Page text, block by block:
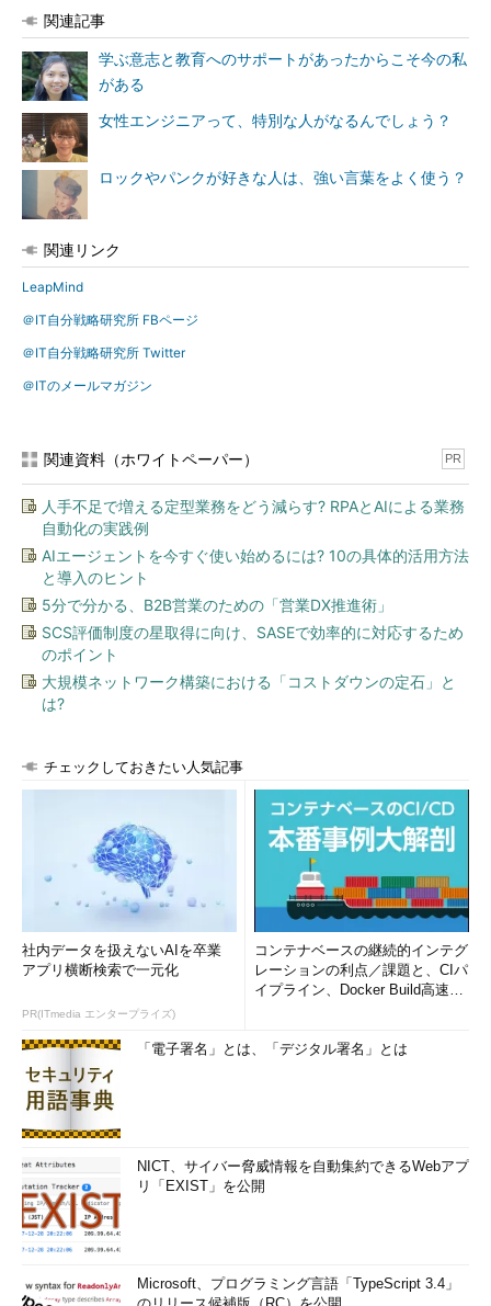
Go’s thinking aloud インタビューを終えて
結局人は学校で物事を学ぶのではなく、そこに至るまでの環境
で培われた力や素地（そじ）で自ら学ぶ力を身に付け、さらに学
びたいことを見つけ、それがまた新しい機会へと自らを導く。学
校はほんの少しだけそれを後押しするにすぎない。PCの新聞広
を目指す。賢い母の手で育てられたおかげだ。
ワードだが、2つの戦争（コロナ禍と、ロシアのウクライナ侵
攻）のはざまで生きざるを得ない私たちは、それでもこのキーワ
ードを忘れてはいけない。私たちはみな、それぞれの人生のエン
アイティメディア 事業開発局 グローバルビジネス戦略室、情報
経営イノベーション専門職大学（iU）教授、慶應義塾大学大学院
メディアデザイン研究科(KMD) 訪問教授 インタビュアー、作
コンサルタントを経て、アップル、ディズニーなどでマーケティ
ングの要職を歴任。大学在学時から通訳、翻訳も行い、CNNニュ
ースキャスターを2年間務めた。現在情報経営イノベーション専
門職大学教授も兼務。神戸大学経営学部非常勤講師、立教大学大
英語やコミュニケーション、プレゼンテーションのトレーナーと
して講座、講演を行う他、作家、翻訳家としても活躍中。
「Go Global！」では、GO阿部川と対談してくださるエンジニア
を募集しています。国境を越えて活躍するエンジニア（35歳ま
で）、グローバル企業のCEOやCTOなど、ぜひご一報ください。
取材の確約はいたしかねますが、インタビュー候補として検討さ
せていただきます。取材はオンライン、英語もしくは日本語で行
ご連絡はこちらまで
＠IT自分戦略研究所 Facebook
関連記事
学ぶ意志と教育へのサポートがあったからこそ今の私
がある
女性エンジニアって、特別な人がなるんでしょう？
ロックやパンクが好きな人は、強い言葉をよく使う？
関連リンク
LeapMind
＠IT自分戦略研究所 FBページ
＠IT自分戦略研究所 Twitter
＠ITのメールマガジン
関連資料（ホワイトペーパー） PR
人手不足で増える定型業務をどう減らす? RPAとAIによる業務
自動化の実践例
AIエージェントを今すぐ使い始めるには? 10の具体的活用方法
と導入のヒント
5分で分かる、B2B営業のための「営業DX推進術」
SCS評価制度の星取得に向け、SASEで効率的に対応するため
のポイント
大規模ネットワーク構築における「コストダウンの定石」と
は?
チェックしておきたい人気記事
社内データを扱えないAIを卒業
アプリ横断検索で一元化
PR(ITmedia エンタープライズ)
コンテナベースの継続的インテグ
レーションの利点／課題と、CIパ
イプライン、Docker Build高速化
「電子署名」とは、「デジタル署名」とは
NICT、サイバー脅威情報を自動集約できるWebアプ
リ「EXIST」を公開
Microsoft、プログラミング言語「TypeScript 3.4」